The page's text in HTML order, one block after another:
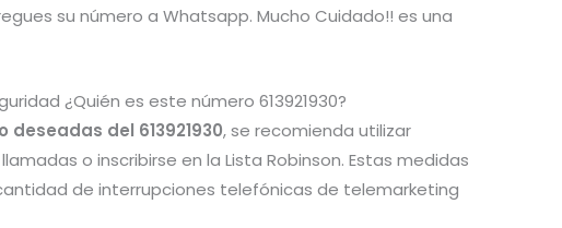
su número a Whatsapp. Mucho Cuidado!! es una
¿Quién es este número 613921930?
del 613921930, se recomienda utilizar
o inscribirse en la Lista Robinson. Estas medidas
de interrupciones telefónicas de telemarketing